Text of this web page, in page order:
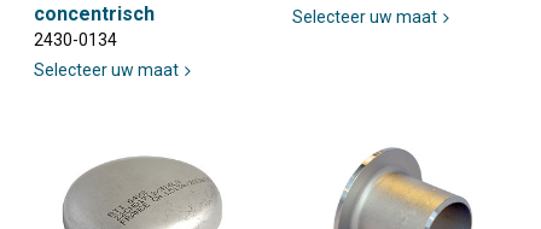
concentrisch
2430-0134
Selecteer uw maat
Selecteer uw maat